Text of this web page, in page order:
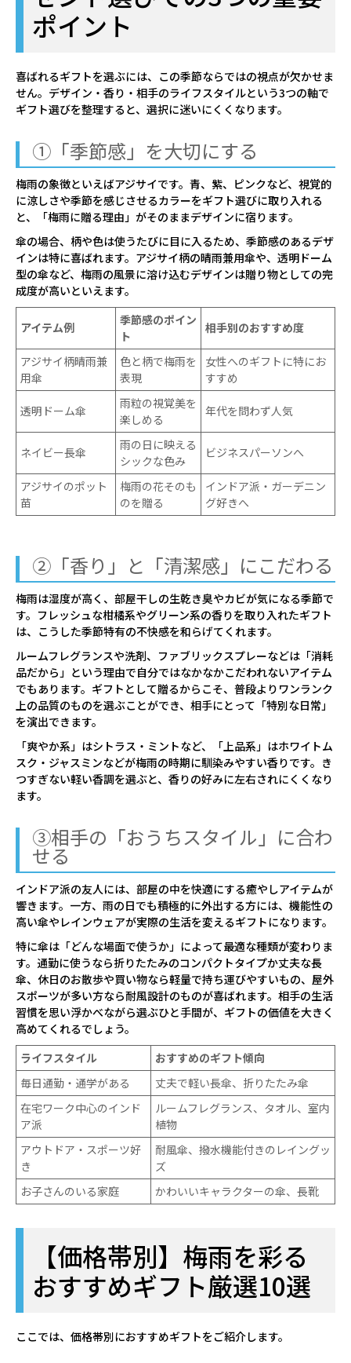
ポイント
喜ばれるギフトを選ぶには、この季節ならではの視点が欠かせま
せん。デザイン・香り・相手のライフスタイルという3つの軸で
ギフト選びを整理すると、選択に迷いにくくなります。
①「季節感」を大切にする
梅雨の象徴といえばアジサイです。青、紫、ピンクなど、視覚的
に涼しさや季節を感じさせるカラーをギフト選びに取り入れる
と、「梅雨に贈る理由」がそのままデザインに宿ります。
傘の場合、柄や色は使うたびに目に入るため、季節感のあるデザ
インは特に喜ばれます。アジサイ柄の晴雨兼用傘や、透明ドーム
型の傘など、梅雨の風景に溶け込むデザインは贈り物としての完
成度が高いといえます。
アイテム例
季節感のポイン
ト
相手別のおすすめ度
アジサイ柄晴雨兼
用傘
色と柄で梅雨を
表現
女性へのギフトに特にお
すすめ
透明ドーム傘
雨粒の視覚美を
楽しめる
年代を問わず人気
ネイビー長傘
雨の日に映える
シックな色み
ビジネスパーソンへ
アジサイのポット
苗
梅雨の花そのも
のを贈る
インドア派・ガーデニン
グ好きへ
②「香り」と「清潔感」にこだわる
梅雨は湿度が高く、部屋干しの生乾き臭やカビが気になる季節で
す。フレッシュな柑橘系やグリーン系の香りを取り入れたギフト
は、こうした季節特有の不快感を和らげてくれます。
ルームフレグランスや洗剤、ファブリックスプレーなどは「消耗
品だから」という理由で自分ではなかなかこだわれないアイテム
でもあります。ギフトとして贈るからこそ、普段よりワンランク
上の品質のものを選ぶことができ、相手にとって「特別な日常」
を演出できます。
「爽やか系」はシトラス・ミントなど、「上品系」はホワイトム
スク・ジャスミンなどが梅雨の時期に馴染みやすい香りです。き
つすぎない軽い香調を選ぶと、香りの好みに左右されにくくなり
ます。
③相手の「おうちスタイル」に合わ
せる
インドア派の友人には、部屋の中を快適にする癒やしアイテムが
響きます。一方、雨の日でも積極的に外出する方には、機能性の
高い傘やレインウェアが実際の生活を変えるギフトになります。
特に傘は「どんな場面で使うか」によって最適な種類が変わりま
す。通勤に使うなら折りたたみのコンパクトタイプか丈夫な長
傘、休日のお散歩や買い物なら軽量で持ち運びやすいもの、屋外
スポーツが多い方なら耐風設計のものが喜ばれます。相手の生活
習慣を思い浮かべながら選ぶひと手間が、ギフトの価値を大きく
高めてくれるでしょう。
ライフスタイル
おすすめのギフト傾向
毎日通勤・通学がある
丈夫で軽い長傘、折りたたみ傘
在宅ワーク中心のインド
ア派
ルームフレグランス、タオル、室内
植物
アウトドア・スポーツ好
き
耐風傘、撥水機能付きのレイングッ
ズ
お子さんのいる家庭
かわいいキャラクターの傘、長靴
【価格帯別】梅雨を彩る
おすすめギフト厳選10選
ここでは、価格帯別におすすめギフトをご紹介します。